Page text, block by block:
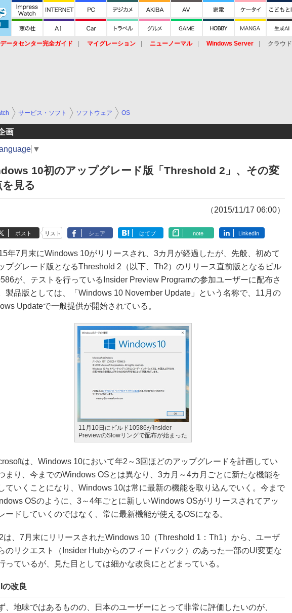
ータセンター完全ガイド マイグレーション ニューノーマル Windows Server クラウド
サービス・ソフト ソフトウェア OS
画
▼
10初のアップグレード版「Threshold 2」、その変
を見る
（2015/11/17 06:00）
ポスト リスト シェア はてブ note LinkedIn
年7月末にWindows 10がリリースされ、3カ月が経過したが、先般、初めて
プグレード版となるThreshold 2（以下、Th2）のリリース直前版となるビル
が、テストを行っているInsider Preview Programの参加ユーザーに配布さ
製品版としては、「Windows 10 November Update」という名称で、11月の
Updateで一般提供が開始されている。
11月10日にビルド10586がInsider
PreviewのSlowリングで配布が始まった
は、Windows 10において年2～3回ほどのアップグレードを計画してい
まり、今までのWindows OSとは異なり、3カ月～4カ月ごとに新たな機能を
ていくことになり、Windows 10は常に最新の機能を取り込んでいく。今まで
OSのように、3～4年ごとに新しいWindows OSがリリースされてアッ
ードしていくのではなく、常に最新機能が使えるOSになる。
、7月末にリリースされたWindows 10（Threshold 1：Th1）から、ユーザ
のリクエスト（Insider Hubからのフィードバック）のあった一部のUI変更な
っているが、見た目としては細かな改良にとどまっている。
の改良
、地味ではあるものの、日本のユーザーにとって非常に評価したいのが、